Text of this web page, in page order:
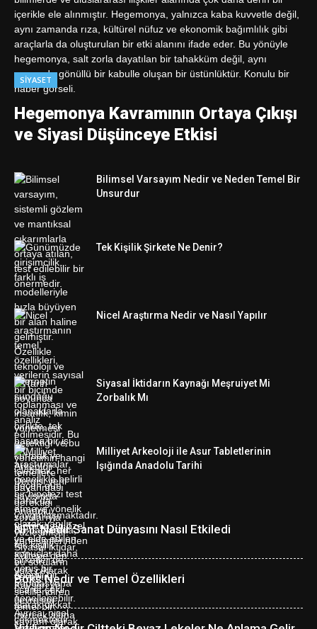
SIYASET
Hegemonya Kavramının Ortaya Çıkışı
ve Siyasi Düşünceye Etkisi
Bilimsel Varsayım Nedir ve Neden Temel Bir
Unsurdur
Tek Kişilik Şirkete Ne Denir?
Nicel Araştırma Nedir ve Nasıl Yapılır
Siyasal İktidarın Kaynağı Meşruiyet Mi
Zorbalık Mı
Milliyet Arkeoloji ile Asur Tabletlerinin
Işığında Anadolu Tarihi
NFT Nedir Sanat Dünyasını Nasıl Etkiledi
Boks Nedir ve Temel Özellikleri